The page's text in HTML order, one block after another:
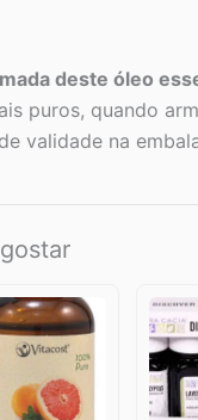
deste óleo
puros, quando
validade na